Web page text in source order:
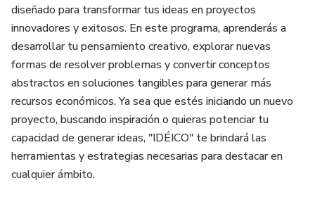
diseñado para transformar tus ideas en proyectos
innovadores y exitosos. En este programa, aprenderás a
desarrollar tu pensamiento creativo, explorar nuevas
formas de resolver problemas y convertir conceptos
abstractos en soluciones tangibles para generar más
recursos económicos. Ya sea que estés iniciando un nuevo
proyecto, buscando inspiración o quieras potenciar tu
capacidad de generar ideas, "IDÉICO" te brindará las
herramientas y estrategias necesarias para destacar en
cualquier ámbito.